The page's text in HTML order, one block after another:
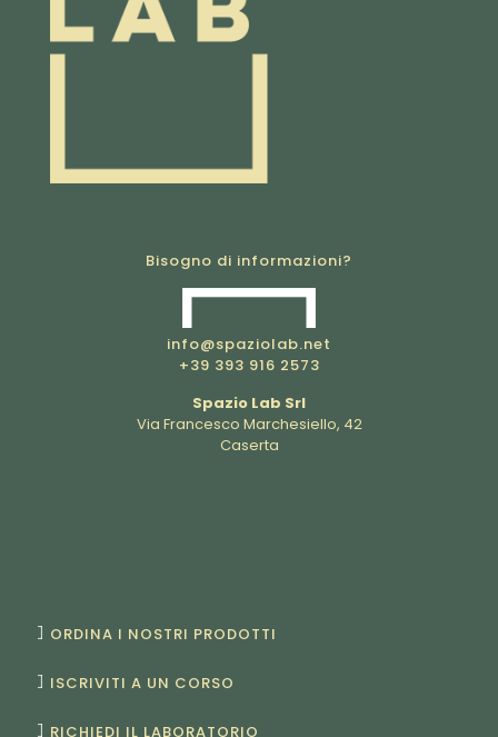
Bisogno di informazioni?
info@spaziolab.net
+39 393 916 2573
Spazio Lab Srl
Via Francesco Marchesiello, 42
Caserta
ORDINA I NOSTRI PRODOTTI
ISCRIVITI A UN CORSO
RICHIEDI IL LABORATORIO